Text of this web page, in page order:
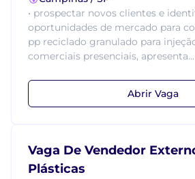
• prospectar novos clientes e
oportunidades de mercado para
pp reciclado granulado para
comerciais presenciais, apresenta...
Abrir Vaga
Vaga De Vendedor
Plásticas